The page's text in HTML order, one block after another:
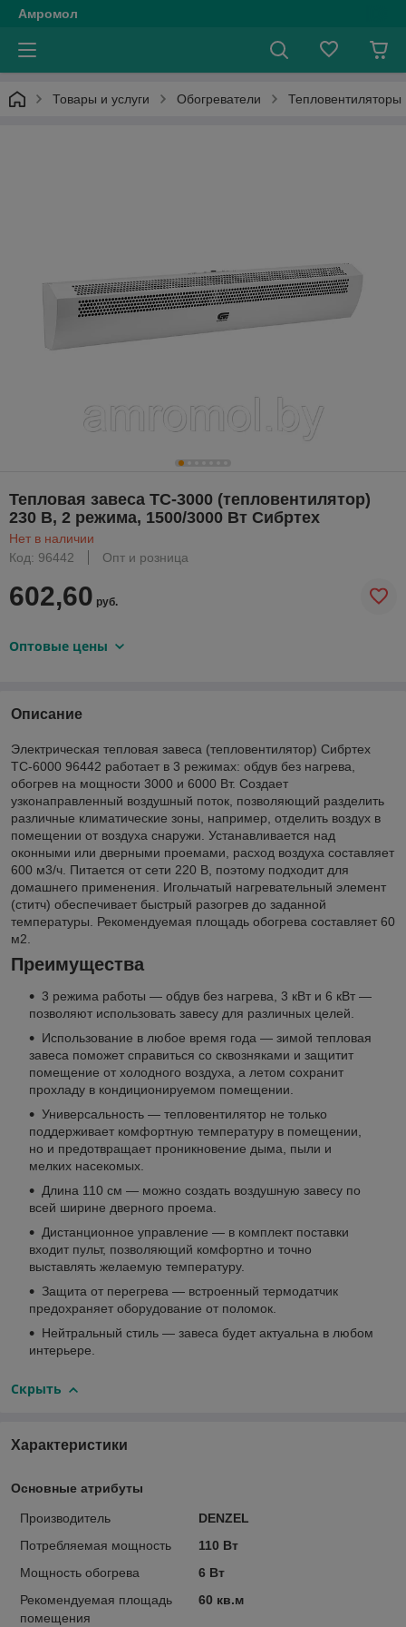
Амромол
Товары и услуги Обогреватели Тепловентиляторы
Тепловая завеса ТС-3000 (тепловентилятор)
230 В, 2 режима, 1500/3000 Вт Сибртех
Нет в наличии
Код: 96442
Опт и розница
602,60 руб.
Оптовые цены
Описание
Электрическая тепловая завеса (тепловентилятор) Сибртех
ТС-6000 96442 работает в 3 режимах: обдув без нагрева,
обогрев на мощности 3000 и 6000 Вт. Создает
узконаправленный воздушный поток, позволяющий разделить
различные климатические зоны, например, отделить воздух в
помещении от воздуха снаружи. Устанавливается над
оконными или дверными проемами, расход воздуха составляет
600 м3/ч. Питается от сети 220 В, поэтому подходит для
домашнего применения. Игольчатый нагревательный элемент
(ститч) обеспечивает быстрый разогрев до заданной
температуры. Рекомендуемая площадь обогрева составляет 60
м2.
Преимущества
3 режима работы — обдув без нагрева, 3 кВт и 6 кВт —
позволяют использовать завесу для различных целей.
Использование в любое время года — зимой тепловая
завеса поможет справиться со сквозняками и защитит
помещение от холодного воздуха, а летом сохранит
прохладу в кондиционируемом помещении.
Универсальность — тепловентилятор не только
поддерживает комфортную температуру в помещении,
но и предотвращает проникновение дыма, пыли и
мелких насекомых.
Длина 110 см — можно создать воздушную завесу по
всей ширине дверного проема.
Дистанционное управление — в комплект поставки
входит пульт, позволяющий комфортно и точно
выставлять желаемую температуру.
Защита от перегрева — встроенный термодатчик
предохраняет оборудование от поломок.
Нейтральный стиль — завеса будет актуальна в любом
интерьере.
Скрыть
Характеристики
Основные атрибуты
Производитель
DENZEL
Потребляемая мощность
110 Вт
Мощность обогрева
6 Вт
Рекомендуемая площадь
помещения
60 кв.м